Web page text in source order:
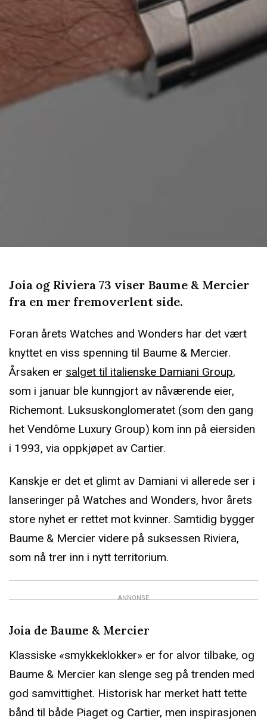
Joia og Riviera 73 viser Baume & Mercier
fra en mer fremoverlent side.
Foran årets Watches and Wonders har det vært
knyttet en viss spenning til Baume & Mercier.
Årsaken er salget til italienske Damiani Group,
som i januar ble kunngjort av nåværende eier,
Richemont. Luksuskonglomeratet (som den gang
het Vendôme Luxury Group) kom inn på eiersiden
i 1993, via oppkjøpet av Cartier.
Kanskje er det et glimt av Damiani vi allerede ser i
lanseringer på Watches and Wonders, hvor årets
store nyhet er rettet mot kvinner. Samtidig bygger
Baume & Mercier videre på suksessen Riviera,
som nå trer inn i nytt territorium.
ANNONSE
Joia de Baume & Mercier
Klassiske «smykkeklokker» er for alvor tilbake, og
Baume & Mercier kan slenge seg på trenden med
god samvittighet. Historisk har merket hatt tette
bånd til både Piaget og Cartier, men inspirasjonen